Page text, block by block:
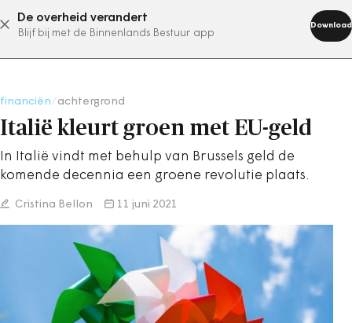
De overheid verandert
Blijf bij met de Binnenlands Bestuur app
Download
abonneer nu
financiën achtergrond
Italië kleurt groen met EU-geld
In Italië vindt met behulp van Brussels geld de
komende decennia een groene revolutie plaats.
Cristina Bellon 11 juni 2021